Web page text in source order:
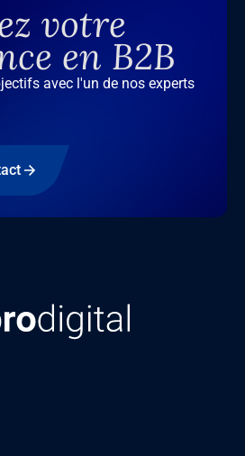
votre
en B2B
avec l'un de nos experts